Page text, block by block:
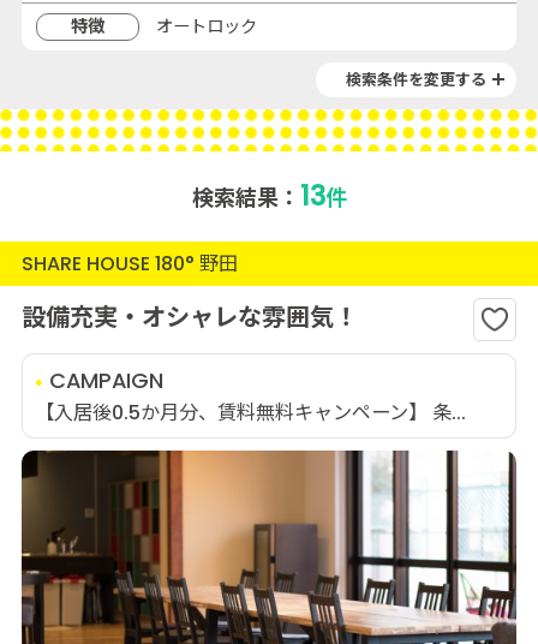
特徴
オートロック
検索条件を変更する
検索結果： 13件
SHARE HOUSE 180° 野田
設備充実・オシャレな雰囲気！
CAMPAIGN
【入居後0.5か月分、賃料無料キャンペーン】 条...